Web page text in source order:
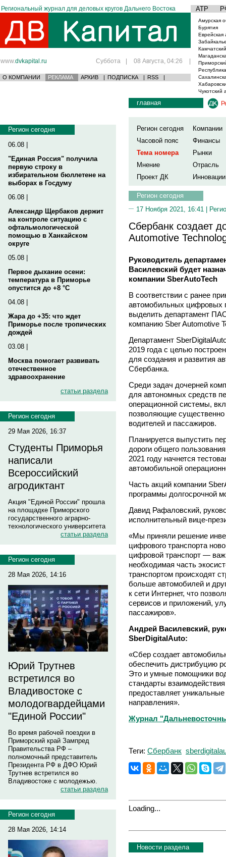
Региональный журнал для деловых кругов Дальнего Востока АТР
www.dvkapital.ru Суббота | 08 Августа, 04:26 |
О КОМПАНИИ РЕКЛАМА АРХИВ | ПОДПИСКА | RSS |
Амурская
Бурятия
Еврейская
Чукотский
Регион сегодня
06.08 |
"Единая Россия" получила
первую строку в
избирательном бюллетене на
выборах в Госдуму
06.08 |
Александр Щербаков держит
на контроле ситуацию с
офтальмологической
помощью в Ханкайском
округе
05.08 |
Первое дыхание осени:
температура в Приморье
опустится до +8 °C
04.08 |
Жара до +35: что ждет
Приморье после тропических
дождей
03.08 |
Москва помогает развивать
отечественное
здравоохранение
статьи раздела
Регион сегодня
29 Мая 2026, 16:37
Студенты Приморья
написали
Всероссийский
агродиктант
Акция "Единой России" прошла
на площадке Приморского
государственного аграрно-
технологического университета
статьи раздела
Регион сегодня
28 Мая 2026, 14:16
Юрий Трутнев
встретился во
Владивостоке с
молодогвардейцами
"Единой России"
Во время рабочей поездки в
Приморский край Зампред
Правительства РФ –
полномочный представитель
Президента РФ в ДФО Юрий
Трутнев встретился во
Владивостоке с молодежью.
статьи раздела
Регион сегодня
28 Мая 2026, 14:14
главная
Регион сегодня
Компании
Часовой пояс
Финансы
Тема номера
Рынки
Мнение
Отрасль
Проект ДК
Инновации
Регион сегодня
17 Ноября 2021, 16:41 |
Сбербанк создает
Automotive
Руководитель
Василевский будет
компании SberAutoTech
В соответствии с ранее
автомобильных цифровых
выделить департамент
компанию Sber Automotive
Департамент
2019 года с целью
для создания и развития
Сбербанка.
Среди задач дочерней
для автономных средств
операционной системы,
позволяющие
водителей и пассажиров.
Планируется выпустить
дороги общего
2021 году начнется
автомобильной
Часть акций компании
программы долгосрочной
Давид Рафаловский,
исполнительный вице-
«Мы приняли решение
цифрового транспорта
цифровой транспорт —
необходимая часть
транспортом происходят
больше автомобилей и
к сети Интернет, что
сервисов и приложений,
пассажиров».
Андрей Василевский,
SberDigitalAuto:
«Сбер создает
обеспечить дистрибуцию
Это и умные помощники
стандарты
предоставляет
направления».
Журнал
Теги: Сбербанк
Loading...
Новости раздела